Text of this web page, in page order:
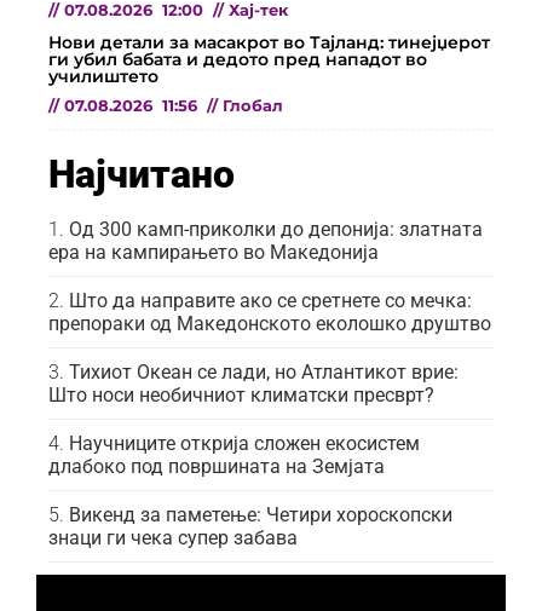
// 07.08.2026 12:00 // Хај-тек
Нови детали за масакрот во Тајланд: тинејџерот
ги убил бабата и дедото пред нападот во
училиштето
// 07.08.2026 11:56 // Глобал
Најчитано
Од 300 камп-приколки до депонија: златната
ера на кампирањето во Македонија
Што да направите ако се сретнете со мечка:
препораки од Македонското еколошко друштво
Тихиот Океан се лади, но Атлантикот врие:
Што носи необичниот климатски пресврт?
Научниците открија сложен екосистем
длабоко под површината на Земјата
Викенд за паметење: Четири хороскопски
знаци ги чека супер забава